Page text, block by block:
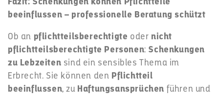
beeinflussen – professionelle Beratung schützt
Ob an pflichtteilsberechtigte oder nicht
pflichtteilsberechtigte Personen: Schenkungen
zu Lebzeiten sind ein sensibles Thema im
Erbrecht. Sie können den Pflichtteil
beeinflussen, zu Haftungsansprüchen führen und